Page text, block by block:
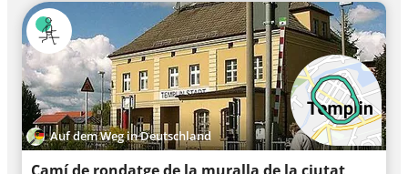
Auf dem Weg in Deutschland